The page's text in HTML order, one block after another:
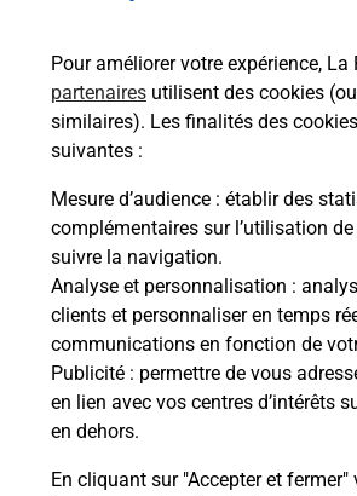
Pour améliorer votre expérience, La
partenaires utilisent des cookies
similaires). Les finalités des
suivantes :
Mesure d’audience : établir des
complémentaires sur l’utilisation
suivre la navigation.
Analyse et personnalisation :
clients et personnaliser en temps
communications en fonction de
Publicité : permettre de vous
en lien avec vos centres d’intérêts
en dehors.
En cliquant sur "Accepter et fermer"
Acheter un iPhone neuf ou
Vous recherchez un smartphone
de chez vous ? Découvrez notre
téléphones iPhone Apple dans vos
Poste à TREVOUX (01600) !
En savoir plus